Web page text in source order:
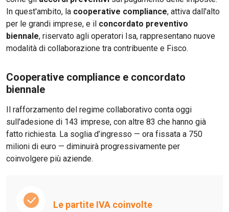
In quest'ambito, la cooperative compliance, attiva dall'alto
per le grandi imprese, e il concordato preventivo
biennale, riservato agli operatori Isa, rappresentano nuove
modalità di collaborazione tra contribuente e Fisco.
Cooperative compliance e concordato
biennale
Il rafforzamento del regime collaborativo conta oggi
sull'adesione di 143 imprese, con altre 83 che hanno già
fatto richiesta. La soglia d’ingresso — ora fissata a 750
milioni di euro — diminuirà progressivamente per
coinvolgere più aziende.
Le partite IVA coinvolte